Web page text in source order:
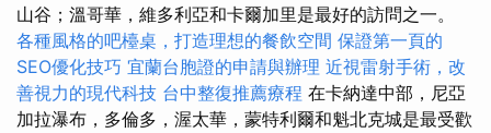
山谷；溫哥華，維多利亞和卡爾加里是最好的訪問之一。
各種風格的吧檯桌，打造理想的餐飲空間 保證第一頁的
SEO優化技巧 宜蘭台胞證的申請與辦理 近視雷射手術，改
善視力的現代科技 台中整復推薦療程 在卡納達中部，尼亞
加拉瀑布，多倫多，渥太華，蒙特利爾和魁北克城是最受歡